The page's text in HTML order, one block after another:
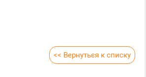
<< Вернуться к списку